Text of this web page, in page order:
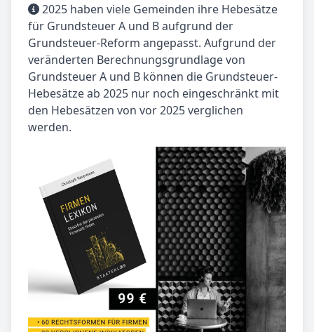
2025 haben viele Gemeinden ihre Hebesätze
für Grundsteuer A und B aufgrund der
Grundsteuer-Reform angepasst. Aufgrund der
veränderten Berechnungsgrundlage von
Grundsteuer A und B können die Grundsteuer-
Hebesätze ab 2025 nur noch eingeschränkt mit
den Hebesätzen von vor 2025 verglichen
werden.